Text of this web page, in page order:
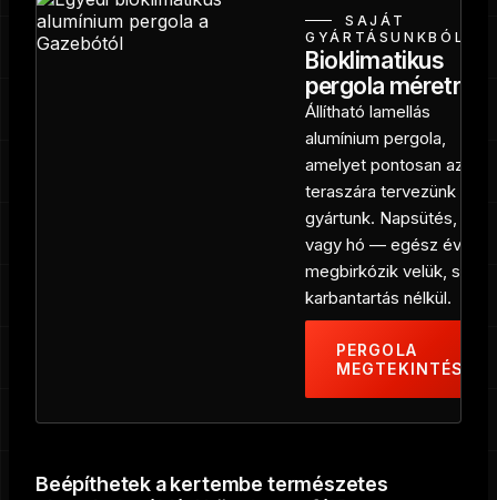
SAJÁT
GYÁRTÁSUNKBÓL
Bioklimatikus
pergola méretre
Állítható lamellás
alumínium pergola,
amelyet pontosan az Ön
teraszára tervezünk és
gyártunk. Napsütés, eső
vagy hó — egész évben
megbirkózik velük, szinte
karbantartás nélkül.
PERGOLA
MEGTEKINTÉSE
Beépíthetek a kertembe természetes